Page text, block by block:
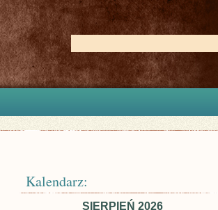
Kalendarz:
SIERPIEŃ 2026